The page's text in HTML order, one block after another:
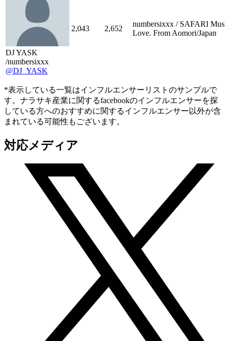
DJ YASK
/numbersixxx
@DJ_YASK
2,043 2,652
numbersixxx / SAFARI
Love. From Aomori/Japan
*表示している一覧はインフルエンサーリストのサンプルで
す。ナラサキ産業に関するfacebookのインフルエンサーを探
している方へのおすすめに関するインフルエンサー以外が含
まれている可能性もございます。
対応メディア